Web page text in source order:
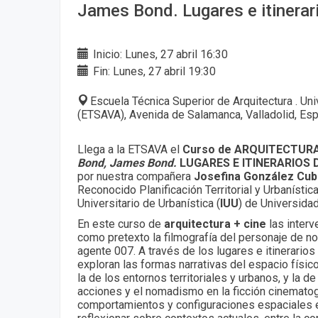
James Bond. Lugares e
Inicio: Lunes, 27 abril 16:30
Fin: Lunes, 27 abril 19:30
Escuela Técnica Superior de Arquitectura .
(ETSAVA), Avenida de Salamanca, Valladolid,
Llega a la ETSAVA el Curso de
Bond, James Bond. LUGARES E ITINERARIOS
por nuestra compañera Josefina González
Reconocido Planificación Territorial y
Universitario de Urbanística (IUU) de
En este curso de arquitectura + cine las
como pretexto la filmografía del personaje de
agente 007. A través de los lugares e
exploran las formas narrativas del espacio
la de los entornos territoriales y urbanos, y la
acciones y el nomadismo en la ficción
comportamientos y configuraciones espaciales